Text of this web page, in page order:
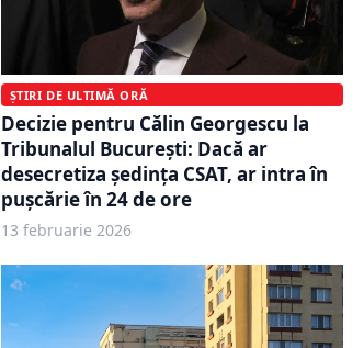
ȘTIRI DE ULTIMĂ ORĂ
Decizie pentru Călin Georgescu la
Tribunalul București: Dacă ar
desecretiza şedinţa CSAT, ar intra în
puşcărie în 24 de ore
13 februarie 2026